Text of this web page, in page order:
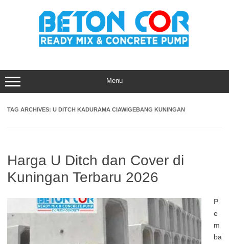
Menu
TAG ARCHIVES: U DITCH KADURAMA CIAWIGEBANG KUNINGAN
Harga U Ditch dan Cover di
Kuningan Terbaru 2026
P
e
m
ba